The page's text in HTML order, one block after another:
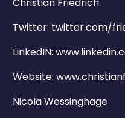
Twitter: twitter.com/
LinkedIN:
Website:
Nicola Wessinghage